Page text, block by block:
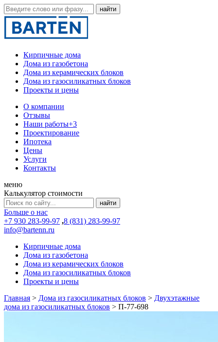
Кирпичные дома
Дома из газобетона
Дома из керамических блоков
Дома из газосиликатных блоков
Проекты и цены
О компании
Отзывы
Наши работы+3
Проектирование
Ипотека
Цены
Услуги
Контакты
меню
Калькулятор стоимости
Больше о нас
+7 930 283-99-97 ,8 (831) 283-99-97
info@bartenn.ru
Кирпичные дома
Дома из газобетона
Дома из керамических блоков
Дома из газосиликатных блоков
Проекты и цены
Главная > Дома из газосиликатных блоков > Двухэтажные
дома из газосиликатных блоков > П-77-698